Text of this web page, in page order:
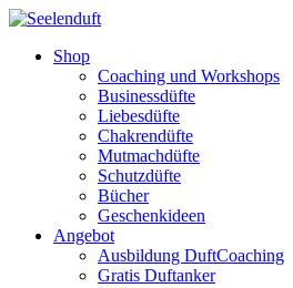
Shop
Coaching und Workshops
Businessdüfte
Liebesdüfte
Chakrendüfte
Mutmachdüfte
Schutzdüfte
Bücher
Geschenkideen
Angebot
Ausbildung DuftCoaching
Gratis Duftanker